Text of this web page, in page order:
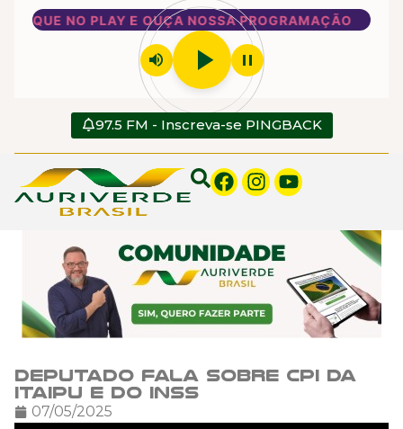
NO PLAY E OUÇA NOSSA PROGRAMAÇÃO
volume_up play_arrow pause
97.5 FM - Inscreva-se PINGBACK
Deputado fala sobre CPI da
Itaipu e do INSS
07/05/2025